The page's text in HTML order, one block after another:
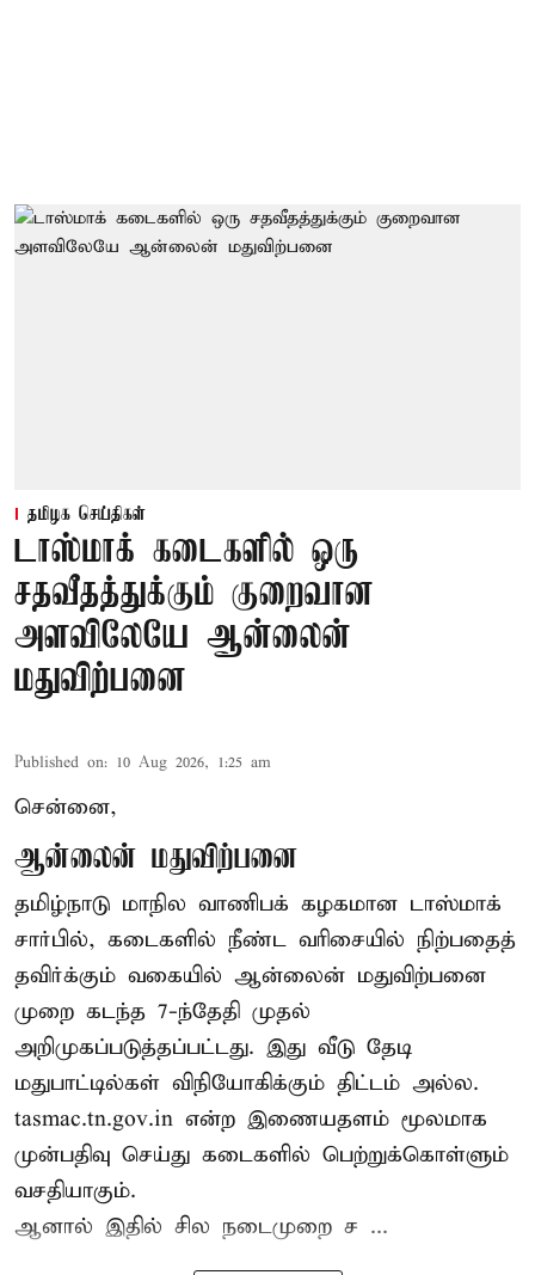
தமிழக செய்திகள்
டாஸ்மாக் கடைகளில் ஒரு
சதவீதத்துக்கும் குறைவான
அளவிலேயே ஆன்லைன்
மதுவிற்பனை
Published on: 10 Aug 2026, 1:25 am
சென்னை,
ஆன்லைன் மதுவிற்பனை
தமிழ்நாடு மாநில வாணிபக் கழகமான டாஸ்மாக்
சார்பில், கடைகளில் நீண்ட வரிசையில் நிற்பதைத்
தவிர்க்கும் வகையில் ஆன்லைன் மதுவிற்பனை
முறை கடந்த 7-ந்தேதி முதல்
அறிமுகப்படுத்தப்பட்டது. இது வீடு தேடி
மதுபாட்டில்கள் விநியோகிக்கும் திட்டம் அல்ல.
tasmac.tn.gov.in என்ற இணையதளம் மூலமாக
முன்பதிவு செய்து கடைகளில் பெற்றுக்கொள்ளும்
வசதியாகும்.
ஆனால் இதில் சில நடைமுறை ச ...